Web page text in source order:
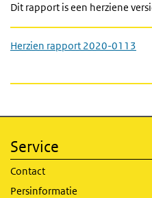
Dit rapport is een herziene
Herzien rapport 2020-0113
Service
Contact
Persinformatie